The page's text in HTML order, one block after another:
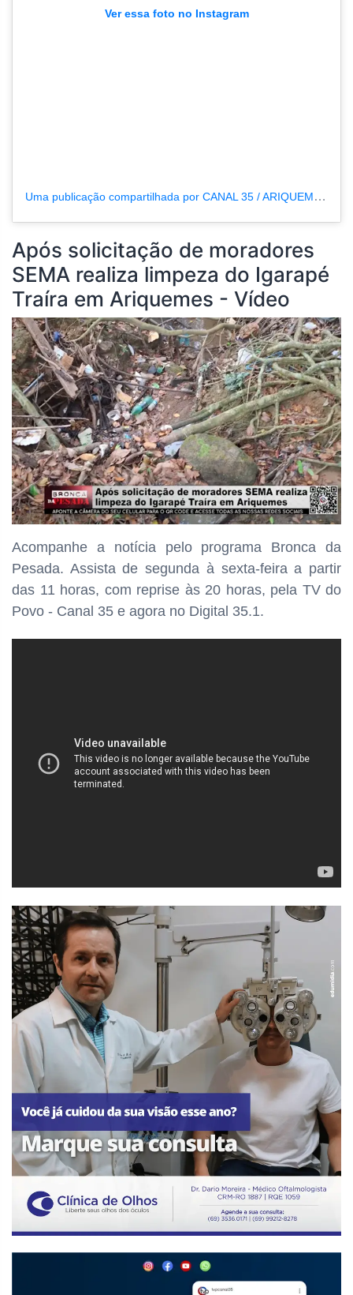
Ver essa foto no Instagram
Uma publicação compartilhada por CANAL 35 / ARIQUEMES190 (@tvpcanal35)
Após solicitação de moradores
SEMA realiza limpeza do Igarapé
Traíra em Ariquemes - Vídeo
Acompanhe a notícia pelo programa Bronca da
Pesada. Assista de segunda à sexta-feira a partir
das 11 horas, com reprise às 20 horas, pela TV do
Povo - Canal 35 e agora no Digital 35.1.